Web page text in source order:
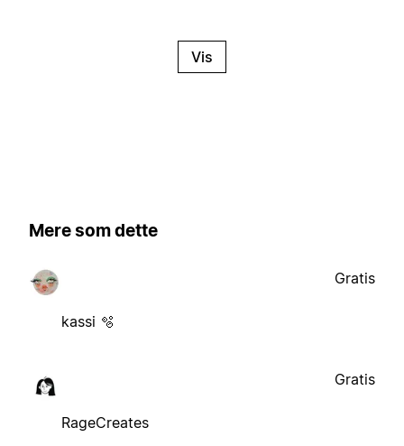
Vis
Mere som dette
kassi 🫧
Gratis
RageCreates
Gratis